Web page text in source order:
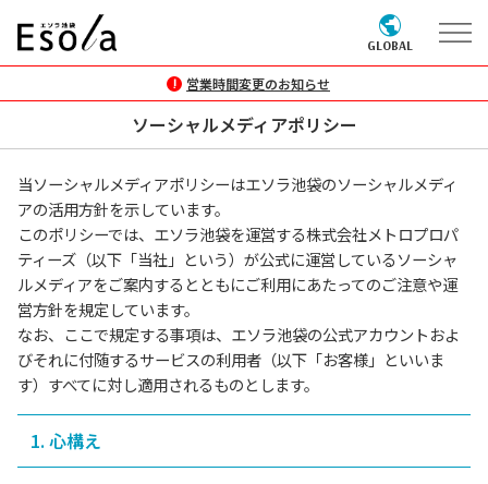
GLOBAL
営業時間変更のお知らせ
ソーシャルメディアポリシー
当ソーシャルメディアポリシーはエソラ池袋のソーシャルメディ
アの活用方針を示しています。
このポリシーでは、エソラ池袋を運営する株式会社メトロプロパ
ティーズ（以下「当社」という）が公式に運営しているソーシャ
ルメディアをご案内するとともにご利用にあたってのご注意や運
営方針を規定しています。
なお、ここで規定する事項は、エソラ池袋の公式アカウントおよ
びそれに付随するサービスの利用者（以下「お客様」といいま
す）すべてに対し適用されるものとします。
1. 心構え